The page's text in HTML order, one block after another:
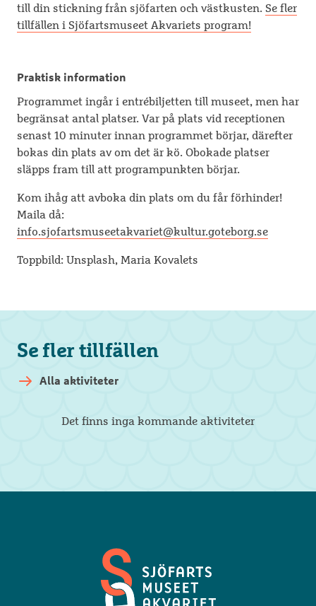
till din stickning från sjöfarten och västkusten. Se fler
tillfällen i Sjöfartsmuseet Akvariets program!
Praktisk information
Programmet ingår i entrébiljetten till museet, men har
begränsat antal platser. Var på plats vid receptionen
senast 10 minuter innan programmet börjar, därefter
bokas din plats av om det är kö. Obokade platser
släpps fram till att programpunkten börjar.
Kom ihåg att avboka din plats om du får förhinder!
Maila då:
info.sjofartsmuseetakvariet@kultur.goteborg.se
Toppbild: Unsplash, Maria Kovalets
Se fler tillfällen
Alla aktiviteter
Det finns inga kommande aktiviteter